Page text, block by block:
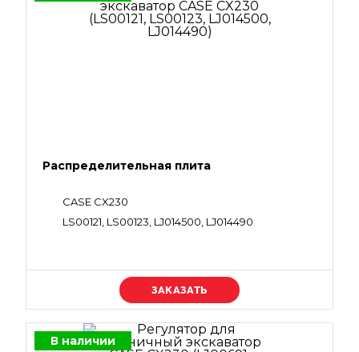
Распределительная плита
CASE CX230
LS00121, LS00123, LJ014500, LJ014490
Уточняйте цену
В наличии